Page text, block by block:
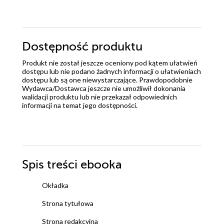
nastolatkiem?. Dzięki niej wiele zrozumie, a
dorastanie stanie się łatwiejsze. Ze swojej strony
polecam. Recenzja pojawiła się również na moim
blogu - Mama, żona - KOBIETA
Dostępność produktu
Produkt nie został jeszcze oceniony pod kątem ułatwień
dostępu lub nie podano żadnych informacji o ułatwieniach
dostępu lub są one niewystarczające. Prawdopodobnie
Wydawca/Dostawca jeszcze nie umożliwił dokonania
walidacji produktu lub nie przekazał odpowiednich
informacji na temat jego dostępności.
Spis treści ebooka
Okładka
Strona tytułowa
Strona redakcyjna